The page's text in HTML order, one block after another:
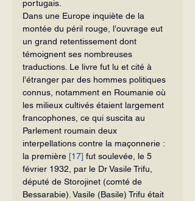
portugais.
Dans une Europe inquiète de la
montée du péril rouge, l’ouvrage eut
un grand retentissement dont
témoignent ses nombreuses
traductions. Le livre fut lu et cité à
l’étranger par des hommes politiques
connus, notamment en Roumanie où
les milieux cultivés étaient largement
francophones, ce qui suscita au
Parlement roumain deux
interpellations contre la maçonnerie :
la première [17] fut soulevée, le 5
février 1932, par le Dr Vasile Trifu,
député de Storojinet (comté de
Bessarabie). Vasile (Basile) Trifu était